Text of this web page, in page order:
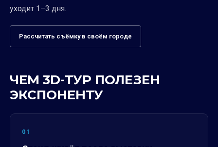
уходит 1–3 дня.
Рассчитать съёмку в своём городе
ЧЕМ 3D-ТУР ПОЛЕЗЕН
ЭКСПОНЕНТУ
01